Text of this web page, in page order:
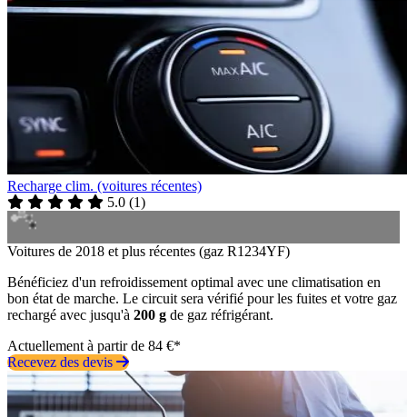
Recharge clim. (voitures récentes)
5.0 (1)
Voitures de 2018 et plus récentes (gaz R1234YF)
Bénéficiez d'un refroidissement optimal avec une climatisation en
bon état de marche. Le circuit sera vérifié pour les fuites et votre gaz
rechargé avec jusqu'à 200 g de gaz réfrigérant.
Actuellement à partir de 84 €*
Recevez des devis